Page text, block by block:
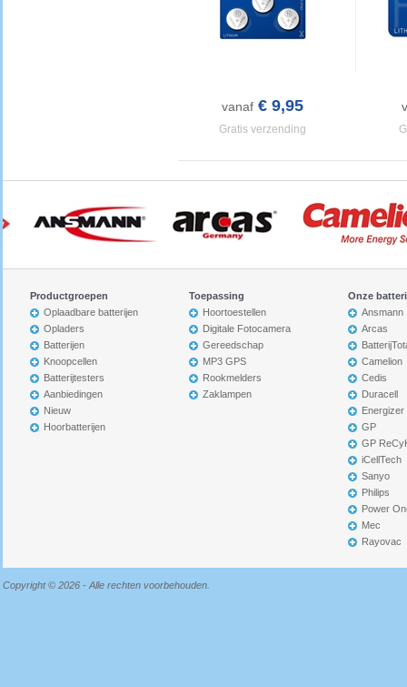
vanaf € 9,95
Gratis verzending
Productgroepen
Oplaadbare batterijen
Opladers
Batterijen
Knoopcellen
Batterijtesters
Aanbiedingen
Nieuw
Hoorbatterijen
Toepassing
Hoortoestellen
Digitale Fotocamera
Gereedschap
MP3 GPS
Rookmelders
Zaklampen
Onze
Ansmann
Arcas
Camelion
Cedis
Duracell
Energizer
GP
GP
iCellTech
Sanyo
Philips
Power
Mec
Rayovac
Copyright © 2026 - Alle rechten voorbehouden.